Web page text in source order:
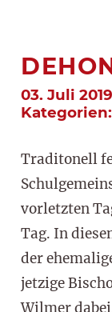
03. Juli
Kategorien:
Traditonell
vorletzten
Tag. In
der
jetzige
Wilmer